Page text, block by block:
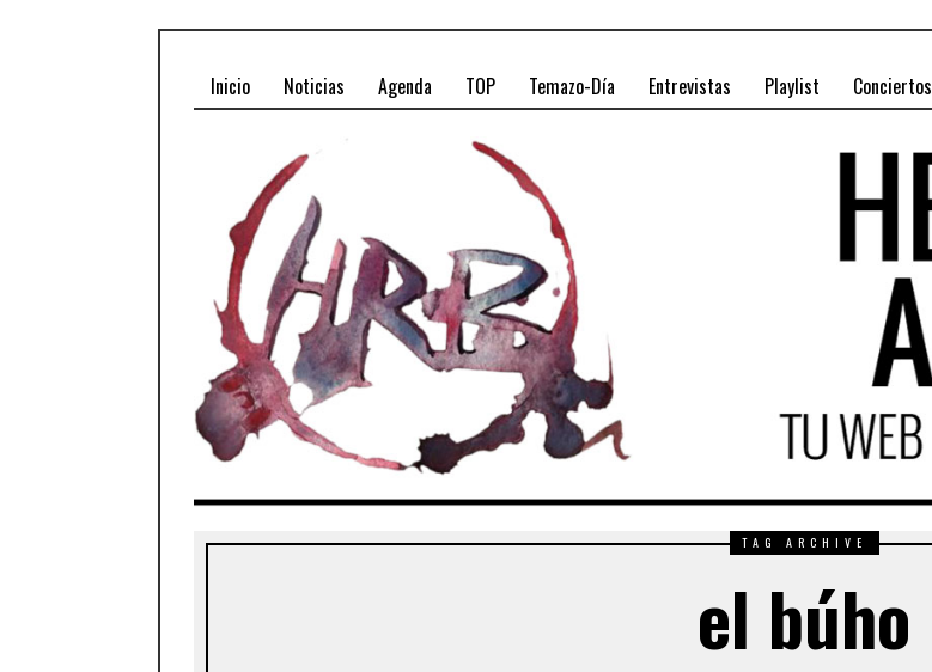
Inicio Noticias Agenda TOP Temazo-Día Entrevistas Playlist Conciertos
TAG ARCHIVE
el búho